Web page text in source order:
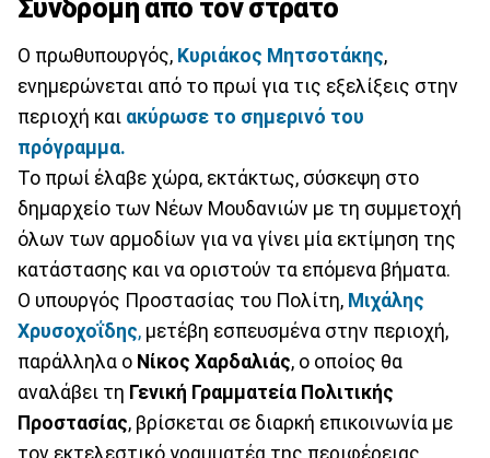
Συνδρομή από τον στρατό
Ο πρωθυπουργός, Κυριάκος Μητσοτάκης,
ενημερώνεται από το πρωί για τις εξελίξεις στην
περιοχή και ακύρωσε το σημερινό του
πρόγραμμα.
Το πρωί έλαβε χώρα, εκτάκτως, σύσκεψη στο
δημαρχείο των Νέων Μουδανιών με τη συμμετοχή
όλων των αρμοδίων για να γίνει μία εκτίμηση της
κατάστασης και να οριστούν τα επόμενα βήματα.
Ο υπουργός Προστασίας του Πολίτη, Μιχάλης
Χρυσοχοΐδης, μετέβη εσπευσμένα στην περιοχή,
παράλληλα ο Νίκος Χαρδαλιάς, ο οποίος θα
αναλάβει τη Γενική Γραμματεία Πολιτικής
Προστασίας, βρίσκεται σε διαρκή επικοινωνία με